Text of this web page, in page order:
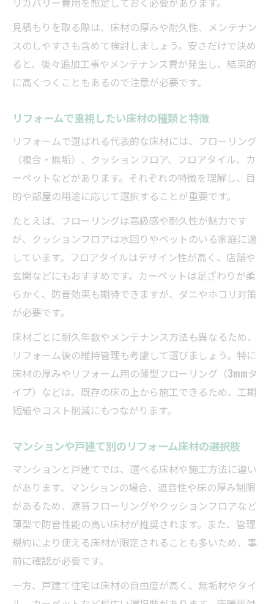
床リフォームを自分でする際の基本手順
DIYリフォームで準備すべき道具と材料
床材リフォームDIYの費用内訳と節約ポイン
自分でリフォームする際の失敗例と対策
床リフォームDIYのメリットとリスク比較
クッションフロアの特徴と後悔しない選択ポイ
ント
リフォームで選ぶクッションフロアの魅力
と特徴
クッションフロアリフォームで後悔しない
ために
クッションフロアがダメとされる理由と対
策
耐久性と価格で見るクッションフロアリフ
ォーム
マンションリフォームでも選ばれる床材の
理由
見積もりを取る際は、床材の厚みや耐久性、メンテナン
スのしやすさも含めて検討しましょう。安さだけで決め
ると、後々追加工事やメンテナンス費が発生し、結果的
に高くつくこともあるので注意が必要です。
リフォームで重視したい床材の種類と特徴
リフォームで選ばれる代表的な床材には、フローリング
（複合・無垢）、クッションフロア、フロアタイル、カ
ーペットなどがあります。それぞれの特徴を理解し、目
的や部屋の用途に応じて選択することが重要です。
たとえば、フローリングは高級感や耐久性が魅力です
が、クッションフロアは水回りやペットのいる家庭に適
しています。フロアタイルはデザイン性が高く、店舗や
玄関などにもおすすめです。カーペットは足ざわりが柔
らかく、防音効果も期待できますが、ダニやホコリ対策
が必要です。
床材ごとに耐久年数やメンテナンス方法も異なるため、
リフォーム後の維持管理も考慮して選びましょう。特に
床材の厚みやリフォーム用の薄型フローリング（3mmタ
イプ）などは、既存の床の上から施工できるため、工期
短縮やコスト削減にもつながります。
マンションや戸建て別のリフォーム床材の選択肢
マンションと戸建てでは、選べる床材や施工方法に違い
があります。マンションの場合、遮音性や床の厚み制限
があるため、遮音フローリングやクッションフロアなど
薄型で防音性能の高い床材が推奨されます。また、管理
規約により使える床材が限定されることも多いため、事
前に確認が必要です。
一方、戸建て住宅は床材の自由度が高く、無垢材やタイ